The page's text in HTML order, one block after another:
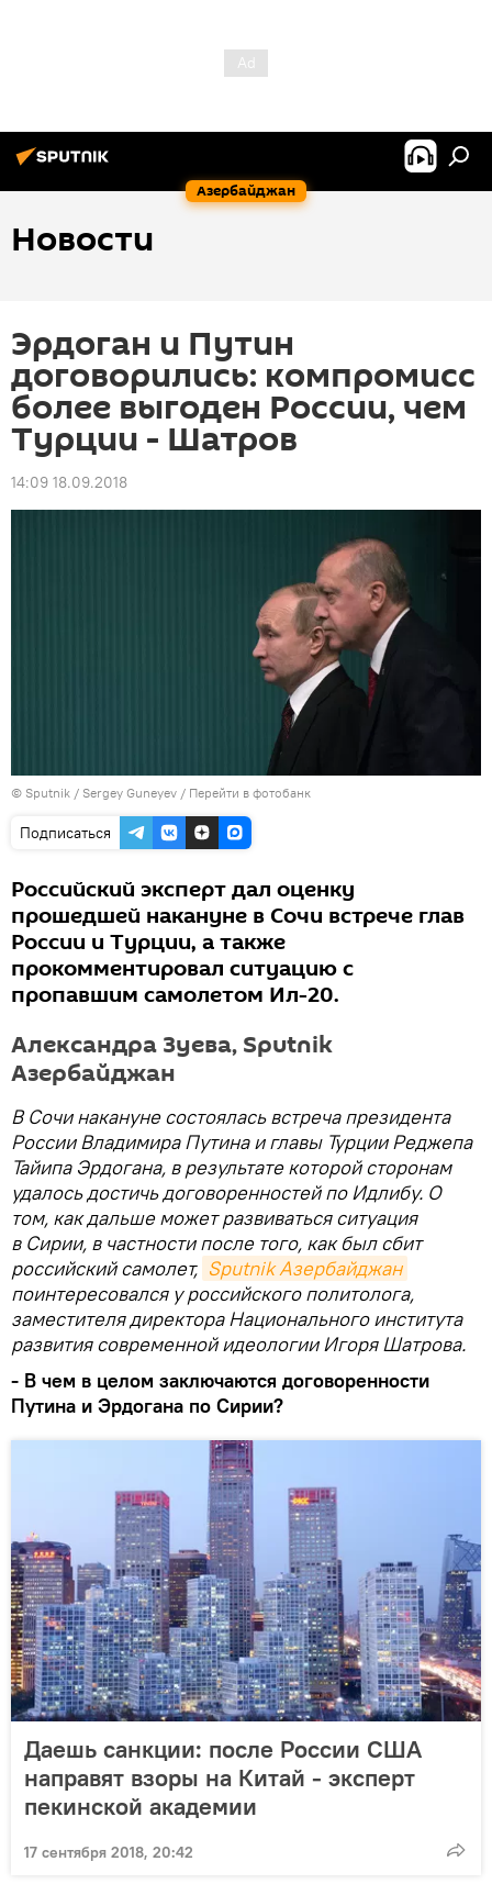
Азербайджан
Новости
Эрдоган и Путин
договорились: компромисс
более выгоден России, чем
Турции - Шатров
14:09 18.09.2018
© Sputnik / Sergey Guneyev / Перейти в фотобанк
Подписаться
Российский эксперт дал оценку
прошедшей накануне в Сочи встрече глав
России и Турции, а также
прокомментировал ситуацию с
пропавшим самолетом Ил-20.
Александра Зуева, Sputnik
Азербайджан
В Сочи накануне состоялась встреча президента
России Владимира Путина и главы Турции Реджепа
Тайипа Эрдогана, в результате которой сторонам
удалось достичь договоренностей по Идлибу. О
том, как дальше может развиваться ситуация
в Сирии, в частности после того, как был сбит
российский самолет, Sputnik Азербайджан
поинтересовался у российского политолога,
заместителя директора Национального института
развития современной идеологии Игоря Шатрова.
- В чем в целом заключаются договоренности
Путина и Эрдогана по Сирии?
Даешь санкции: после России США
направят взоры на Китай - эксперт
пекинской академии
17 сентября 2018, 20:42